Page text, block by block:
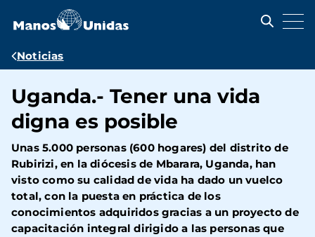
contenido
Ruta
navegación
Noticias
Uganda.- Tener una vida
digna es posible
Unas 5.000 personas (600 hogares) del distrito de
Rubirizi, en la diócesis de Mbarara, Uganda, han
visto como su calidad de vida ha dado un vuelco
total, con la puesta en práctica de los
conocimientos adquiridos gracias a un proyecto de
capacitación integral dirigido a las personas que